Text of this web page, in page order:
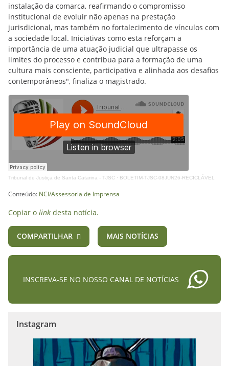
instalação da comarca, reafirmando o compromisso
institucional de evoluir não apenas na prestação
jurisdicional, mas também no fortalecimento de vínculos com
a sociedade local. Iniciativas como esta reforçam a
importância de uma atuação judicial que ultrapasse os
limites do processo e contribua para a formação de uma
cultura mais consciente, participativa e alinhada aos desafios
contemporâneos", finaliza o magistrado.
Tribunal de Justiça de Santa Catarina - TJSC · BOLETIM-TJSC-08JUN26-RECICLÁVEL
Conteúdo: NCI/Assessoria de Imprensa
Copiar o link desta notícia.
COMPARTILHAR MAIS NOTÍCIAS
INSCREVA-SE NO NOSSO CANAL DE NOTÍCIAS
Instagram